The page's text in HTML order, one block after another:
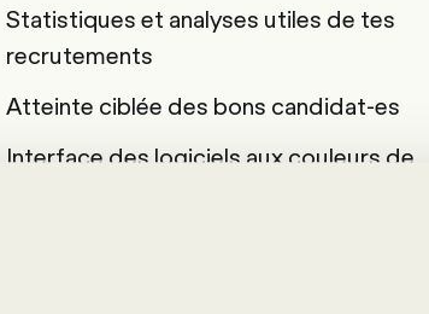
Statistiques et analyses utiles de tes
recrutements
Atteinte ciblée des bons candidat-es
Interface des logiciels aux couleurs de